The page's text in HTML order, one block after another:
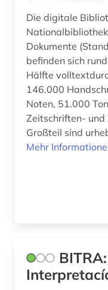
islam (1)
italien (6)
italienisch (2)
Die digitale
Dokumente
befinden sich
Hälfte
146.000
Noten, 51.000
Zeitschriften- und
Großteil sind
Mehr